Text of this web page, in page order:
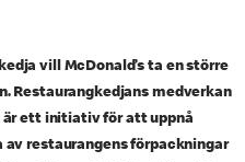
vill McDonald’s ta en större
Restaurangkedjans medverkan
är ett initiativ för att uppnå
av restaurangens förpackningar